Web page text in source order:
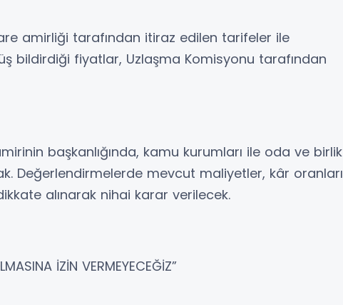
amirliği tarafından itiraz edilen tarifeler ile
bildirdiği fiyatlar, Uzlaşma Komisyonu tarafından
başkanlığında, kamu kurumları ile oda ve birlik
Değerlendirmelerde mevcut maliyetler, kâr oranları
alınarak nihai karar verilecek.
İZİN VERMEYECEĞİZ”